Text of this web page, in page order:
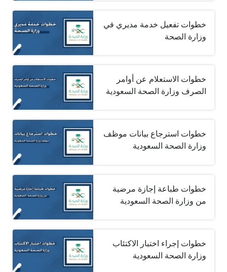
خطوات تفعيل خدمة مديري في
وزارة الصحة
خطوات الاستعلام عن أوامر
الصرف وزارة الصحة السعودية
خطوات استرجاع بيانات موظف
وزارة الصحة السعودية
خطوات طباعة إجازة مرضية
من وزارة الصحة السعودية
خطوات إجراء اختبار الاكتئاب
وزارة الصحة السعودية